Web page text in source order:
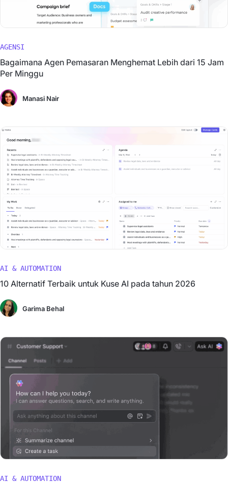
AGENSI
Bagaimana Agen Pemasaran Menghemat Lebih dari 15 Jam
Per Minggu
Manasi Nair
AI & AUTOMATION
10 Alternatif Terbaik untuk Kuse AI pada tahun 2026
Garima Behal
AI & AUTOMATION